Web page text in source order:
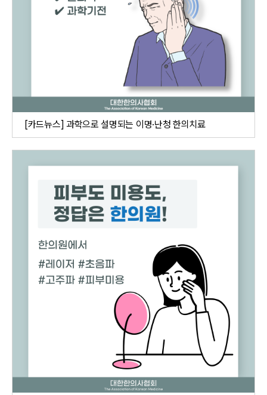
[카드뉴스] 과학으로 설명되는 이명·난청 한의치료